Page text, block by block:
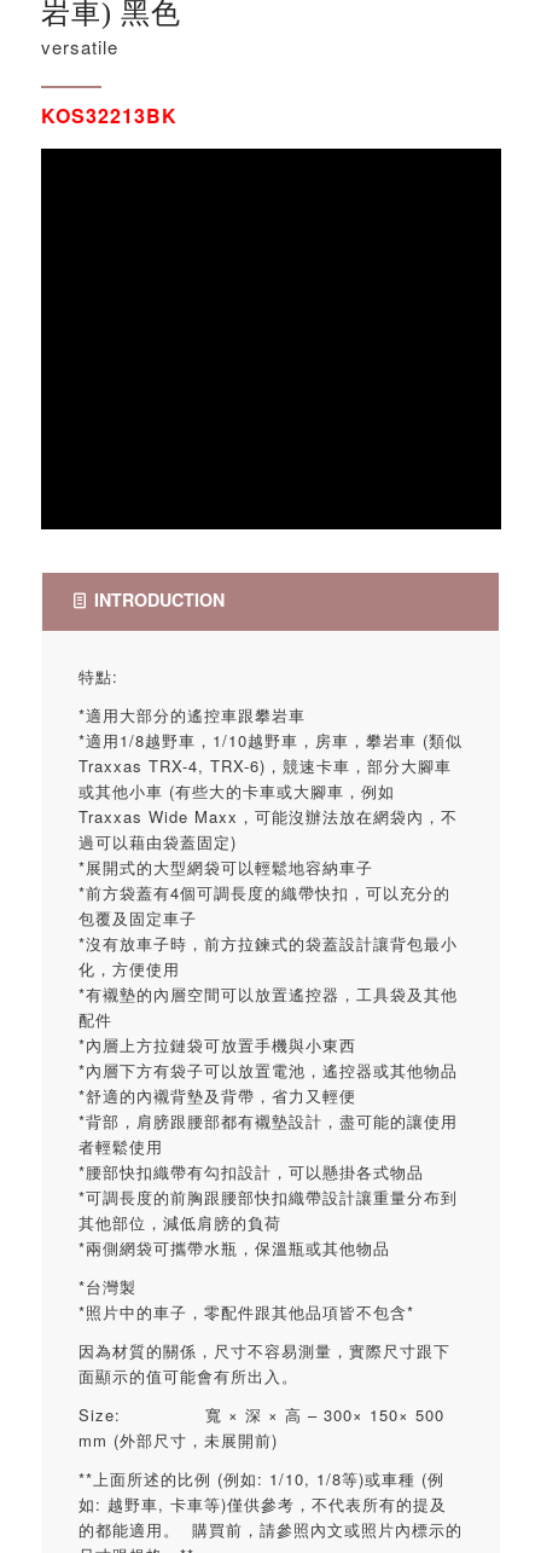
岩車) 黑色
versatile
KOS32213BK
INTRODUCTION
特點:
*適用大部分的遙控車跟攀岩車
*適用1/8越野車，1/10越野車，房車，攀岩車 (類似
Traxxas TRX-4, TRX-6)，競速卡車，部分大腳車
或其他小車 (有些大的卡車或大腳車，例如
Traxxas Wide Maxx，可能沒辦法放在網袋內，不
過可以藉由袋蓋固定)
*展開式的大型網袋可以輕鬆地容納車子
*前方袋蓋有4個可調長度的織帶快扣，可以充分的
包覆及固定車子
*沒有放車子時，前方拉鍊式的袋蓋設計讓背包最小
化，方便使用
*有襯墊的內層空間可以放置遙控器，工具袋及其他
配件
*內層上方拉鏈袋可放置手機與小東西
*內層下方有袋子可以放置電池，遙控器或其他物品
*舒適的內襯背墊及背帶，省力又輕便
*背部，肩膀跟腰部都有襯墊設計，盡可能的讓使用
者輕鬆使用
*腰部快扣織帶有勾扣設計，可以懸掛各式物品
*可調長度的前胸跟腰部快扣織帶設計讓重量分布到
其他部位，減低肩膀的負荷
*兩側網袋可攜帶水瓶，保溫瓶或其他物品
*台灣製
*照片中的車子，零配件跟其他品項皆不包含*
因為材質的關係，尺寸不容易測量，實際尺寸跟下
面顯示的值可能會有所出入。
Size: 寬 × 深 × 高 – 300× 150× 500
mm (外部尺寸，未展開前)
**上面所述的比例 (例如: 1/10, 1/8等)或車種 (例
如: 越野車, 卡車等)僅供參考，不代表所有的提及
的都能適用。 購買前，請參照內文或照片內標示的